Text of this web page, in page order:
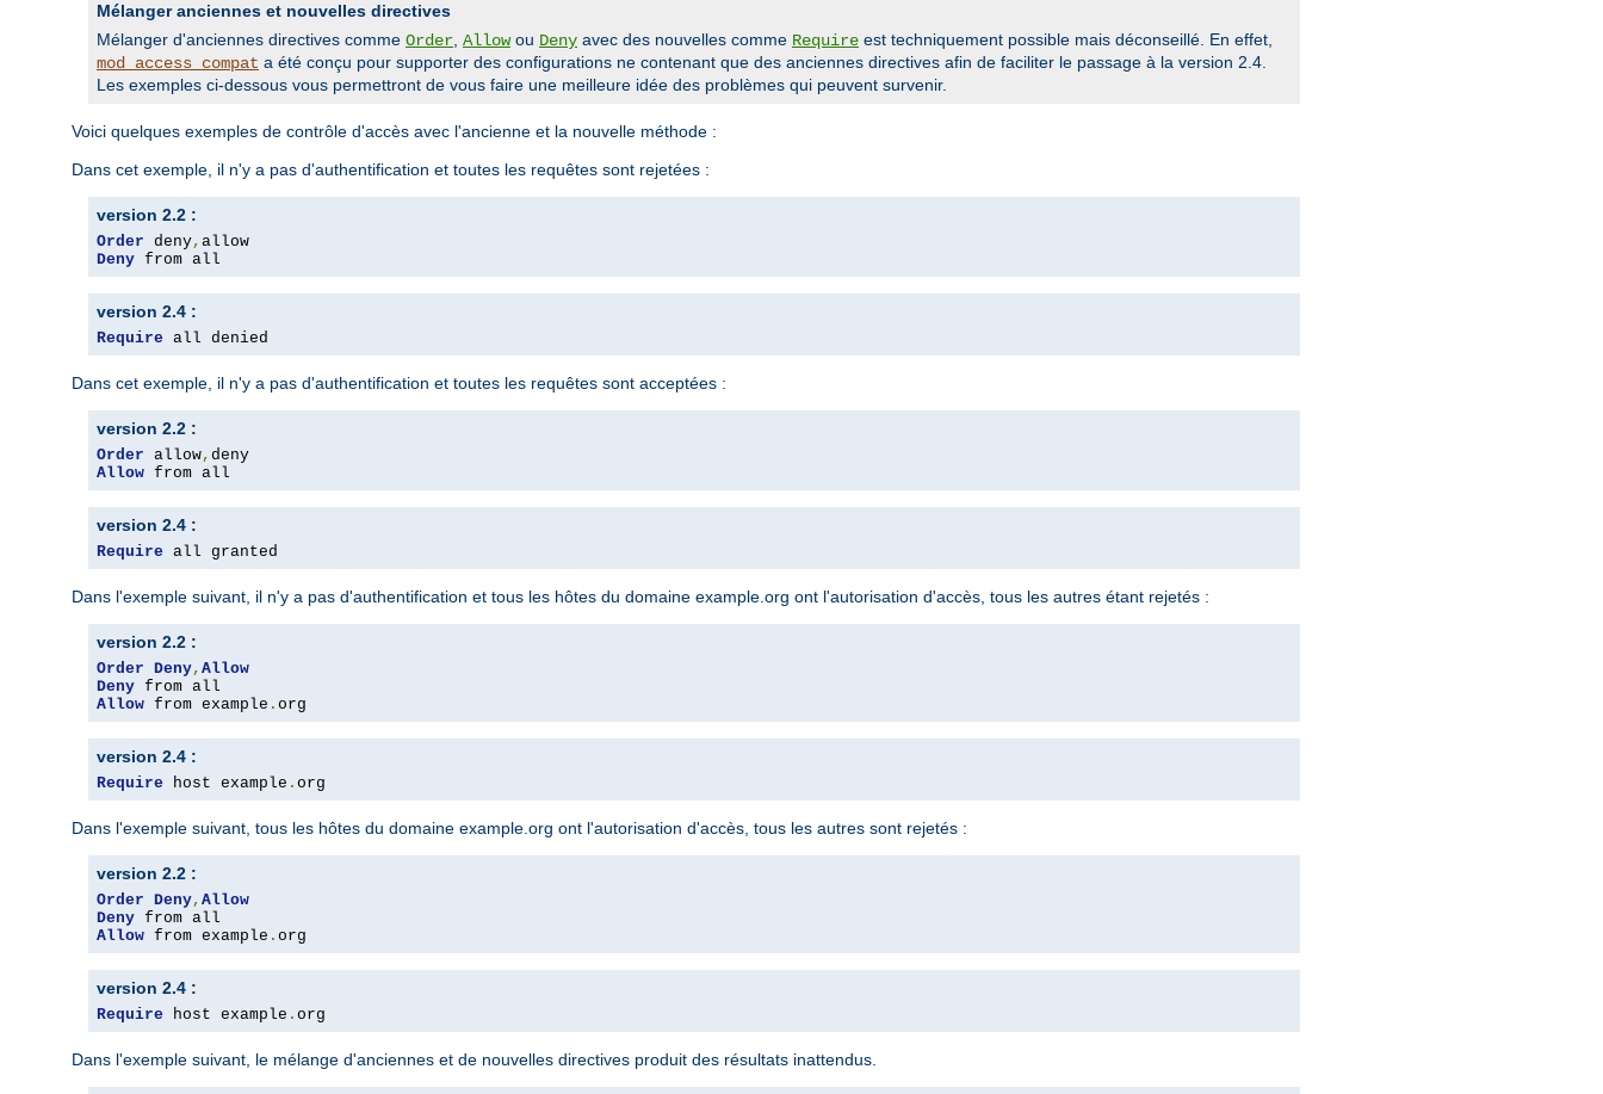
Mélanger anciennes et nouvelles directives
Mélanger d'anciennes directives comme Order, Allowou Deny avec des nouvelles comme Require est techniquement possible mais déconseillé. En effet,
mod_access_compat a été conçu pour supporter des configurations ne contenant que des anciennes directives afin de faciliter le passage à la version 2.4.
Les exemples ci-dessous vous permettront de vous faire une meilleure idée des problèmes qui peuvent survenir.
Voici quelques exemples de contrôle d'accès avec l'ancienne et la nouvelle méthode :
Dans cet exemple, il n'y a pas d'authentification et toutes les requêtes sont rejetées :
version 2.2 :
Order deny,
Deny from all
version 2.4 :
Require all denied
Dans cet exemple, il n'y a pas d'authentification et toutes les requêtes sont acceptées :
version 2.2 :
Order allow,
Allow from all
version 2.4 :
Require all granted
Dans l'exemple suivant, il n'y a pas d'authentification et tous les hôtes du domaine example.org ont l'autorisation d'accès, tous les autres étant rejetés :
version 2.2 :
Order Deny, Allow
Deny
Allow from example . org
version 2.4 :
Require host example . org
Dans l'exemple suivant, tous les hôtes du domaine example.org ont l'autorisation d'accès, tous les autres sont rejetés :
version 2.2 :
Order Deny, Allow
Deny
Allow from example . org
version 2.4 :
Require host example . org
Dans l'exemple suivant, le mélange d'anciennes et de nouvelles directives produit des résultats inattendus.